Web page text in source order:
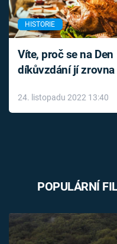
HISTORIE
Víte, proč se na Den
díkůvzdání jí zrovna
24. listopadu 2022 13:40
POPULÁRNÍ